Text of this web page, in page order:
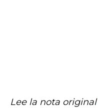
Lee la nota original